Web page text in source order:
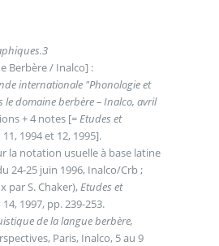
3
Berbère / Inalco] :
internationale "Phonologie et
domaine berbère – Inalco, avril
+ 4 notes [= Etudes et
11, 1994 et 12, 1995].
la notation usuelle à base latine
24-25 juin 1996, Inalco/Crb ;
par S. Chaker), Etudes et
14, 1997, pp. 239-253.
de la langue berbère,
Paris, Inalco, 5 au 9